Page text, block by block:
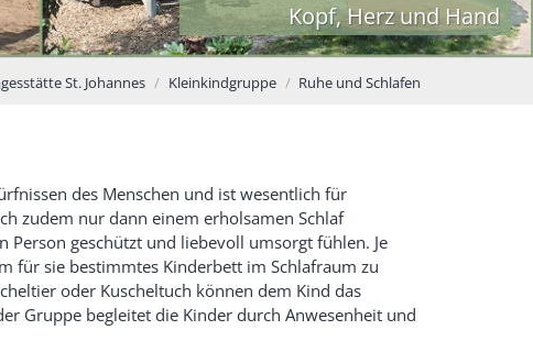
Kopf, Herz und Hand
St. Johannes Kleinkindgruppe Ruhe und Schlafen
des Menschen und ist wesentlich für
zudem nur dann einem erholsamen Schlaf
geschützt und liebevoll umsorgt fühlen. Je
für sie bestimmtes Kinderbett im Schlafraum zu
oder Kuscheltuch können dem Kind das
Gruppe begleitet die Kinder durch Anwesenheit und